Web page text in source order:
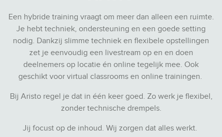
Een hybride training vraagt om meer dan alleen een ruimte.
Je hebt techniek, ondersteuning en een goede setting
nodig. Dankzij slimme techniek en flexibele opstellingen
zet je eenvoudig een livestream op en en doen
deelnemers op locatie én online tegelijk mee. Ook
geschikt voor virtual classrooms en online trainingen.
Bij Aristo regel je dat in één keer goed. Zo werk je flexibel,
zonder technische drempels.
Jij focust op de inhoud. Wij zorgen dat alles werkt.